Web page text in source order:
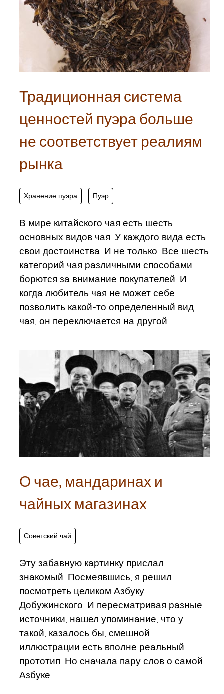
Традиционная система
ценностей пуэра больше
не соответствует реалиям
рынка
Хранение пуэра Пуэр
В мире китайского чая есть шесть
основных видов чая. У каждого вида есть
свои достоинства. И не только. Все шесть
категорий чая различными способами
борются за внимание покупателей. И
когда любитель чая не может себе
позволить какой-то определенный вид
чая, он переключается на другой.
О чае, мандаринах и
чайных магазинах
Советский чай
Эту забавную картинку прислал
знакомый. Посмеявшись, я решил
посмотреть целиком Азбуку
Добужинского. И пересматривая разные
источники, нашел упоминание, что у
такой, казалось бы, смешной
иллюстрации есть вполне реальный
прототип. Но сначала пару слов о самой
Азбуке.